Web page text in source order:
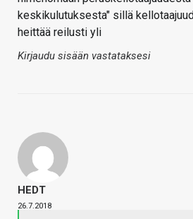
keskikulutuksesta" sillä
heittää reilusti yli
Kirjaudu sisään vastataksesi
HEDT
26.7.2018